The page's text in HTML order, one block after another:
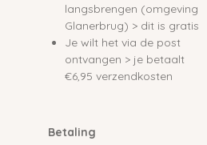
langsbrengen (omgeving
Glanerbrug) > dit is gratis
Je wilt het via de post
ontvangen > je betaalt
€6,95 verzendkosten
Betaling